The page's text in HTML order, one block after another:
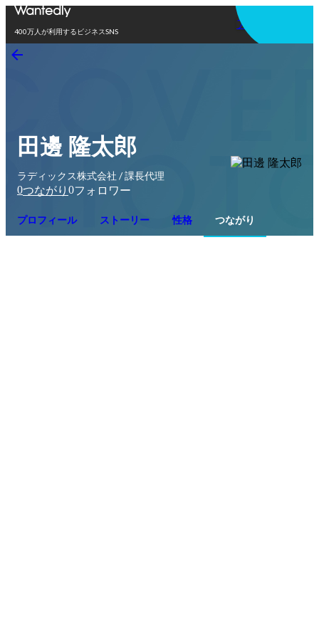
400万人が利用するビジネスSNS
アプリを使う
田邊 隆太郎
ラディックス株式会社 / 課長代理
0つながり 0フォロワー
プロフィール ストーリー 性格 つながり